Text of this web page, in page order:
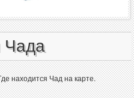
Чада
находится Чад на карте.